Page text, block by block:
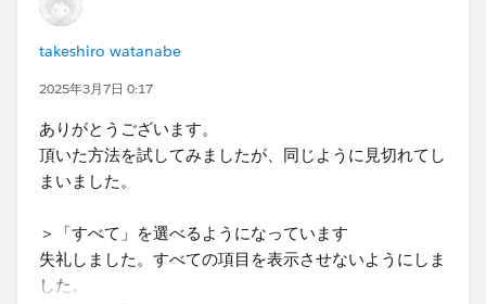
takeshiro watanabe
2025年3月7日 0:17
ありがとうございます。
頂いた方法を試してみましたが、同じように見切れてし
まいました。
＞「すべて」を選べるようになっています
失礼しました。すべての項目を表示させないようにしま
した。